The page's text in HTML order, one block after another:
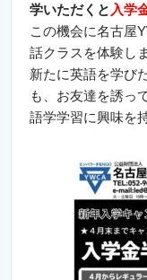
学いただくと 入学
この機会に名古屋
話クラスを体験し
新たに英語を学び
も、お友達を誘っ
語学学習に興味を